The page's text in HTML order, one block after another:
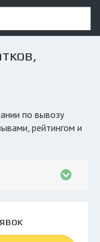
рейтингом и